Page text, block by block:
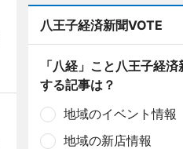
八王子経済新聞VOTE
「八経」こと八王子経
する記事は？
地域のイベント情報
地域の新店情報